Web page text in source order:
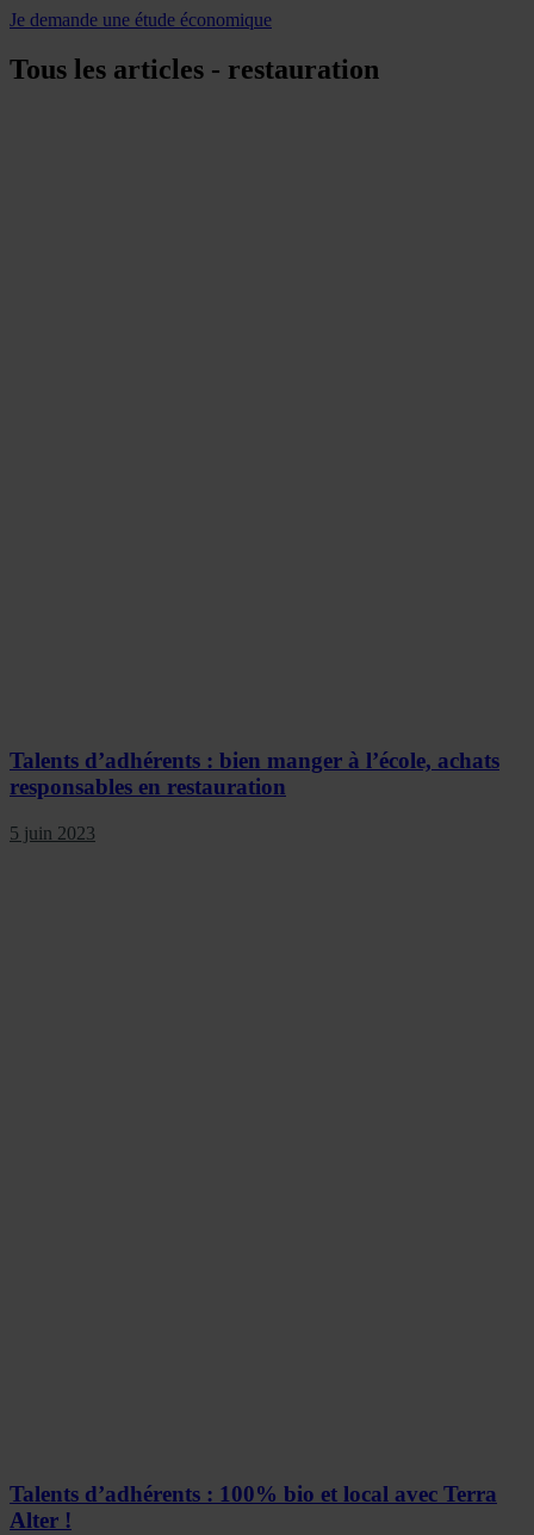
Je demande une étude économique
Tous les articles - restauration
Talents d’adhérents : bien manger à l’école, achats
responsables en restauration
5 juin 2023
Talents d’adhérents : 100% bio et local avec Terra
Alter !